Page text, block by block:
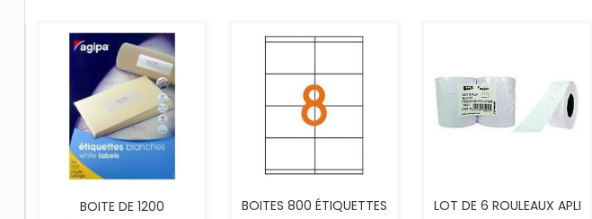
BOITE DE 1200
BOITES 800 ÉTIQUETTES
LOT DE 6 ROULEAUX APLI